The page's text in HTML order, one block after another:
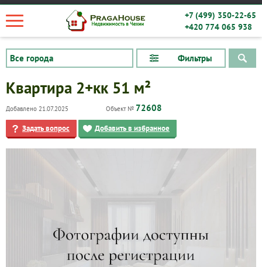
+7 (499) 350-22-65
+420 774 065 938
Фильтры
Квартира 2+кк 51 м²
Добавлено 21.07.2025 Объект № 72608
Задать вопрос Добавить в избранное